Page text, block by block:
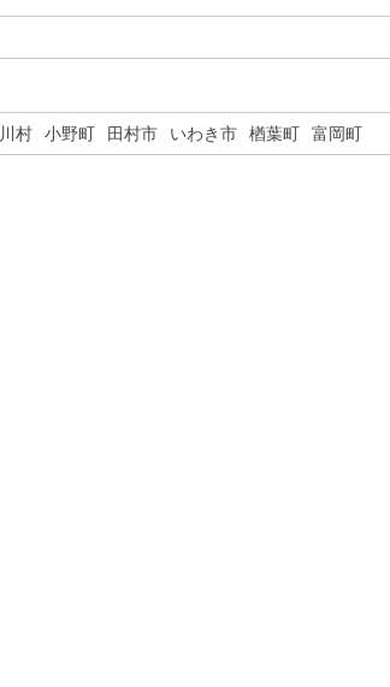
村 小野町 田村市 いわき市 楢葉町 富岡町